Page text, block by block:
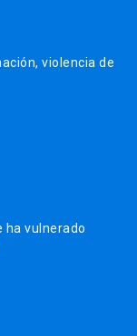
violencia de
ha vulnerado